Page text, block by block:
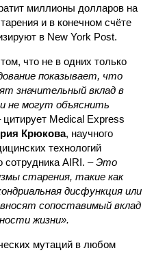
миллионы долларов на
и в конечном счёте
в New York Post.
что не в одних только
показывает, что
значительный вклад в
не могут объяснить
цитирует Medical Express
Крюкова, научного
технологий
сотрудника AIRI. –Это
старения, такие как
дисфункция или
сопоставимый вклад
жизни».
мутаций в любом